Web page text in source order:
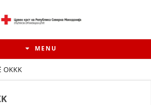
MENU
OKKK